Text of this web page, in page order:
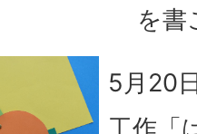
を書
5月20
工作「